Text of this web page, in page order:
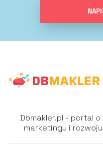
Dbmakler.pl - portal
marketingu i